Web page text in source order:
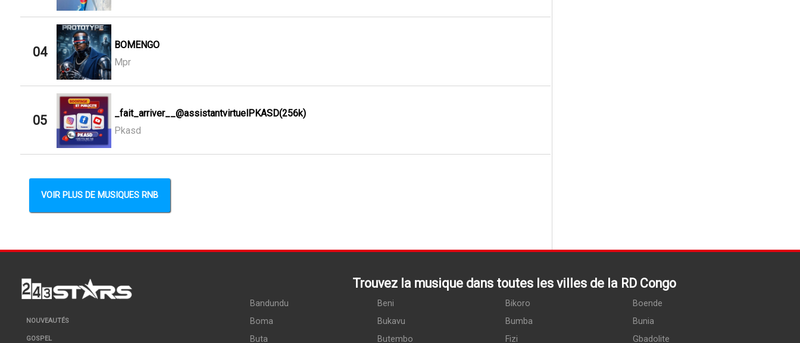
04
BOMENGO
Mpr
05
_fait_arriver__@assistantvirtuelPKASD(256k)
Pkasd
VOIR PLUS DE MUSIQUES RNB
NOUVEAUTÉS
GOSPEL
Trouvez la musique dans toutes les villes de la RD Congo
Bandundu Beni Bikoro
Boende
Boma
Bukavu Bumba
Bunia
Buta
Butembo Fizi Gbadolite